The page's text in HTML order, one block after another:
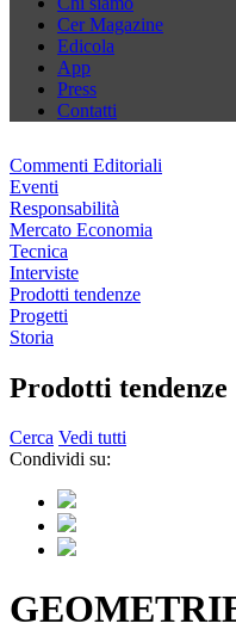
Cer Magazine
Edicola
App
Press
Contatti
Commenti Editoriali
Eventi
Responsabilità
Mercato Economia
Tecnica
Interviste
Prodotti tendenze
Progetti
Storia
Prodotti tendenze
Cerca Vedi tutti
Condividi su: